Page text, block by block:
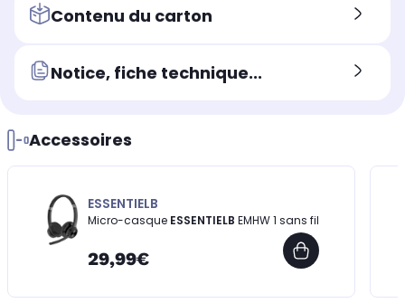
Contenu du carton
Notice, fiche technique...
Accessoires
ESSENTIELB
Micro-casque ESSENTIELB EMHW 1 sans fil
29,99€